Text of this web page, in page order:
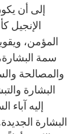
إلى أن
الإنجيل
سمة
والمصالحة
البشارة
إليه
البشارة